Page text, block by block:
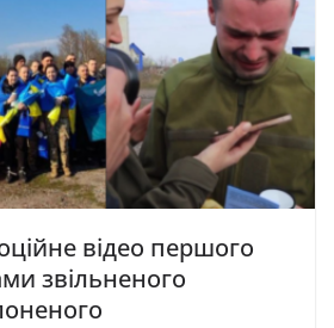
відео першого
звільненого